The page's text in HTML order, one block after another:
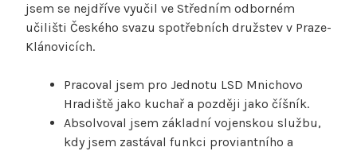
jsem se nejdříve vyučil ve Středním odborném
učilišti Českého svazu spotřebních družstev v Praze-
Klánovicích.
Pracoval jsem pro Jednotu LSD Mnichovo
Hradiště jako kuchař a později jako číšník.
Absolvoval jsem základní vojenskou službu,
kdy jsem zastával funkci proviantního a